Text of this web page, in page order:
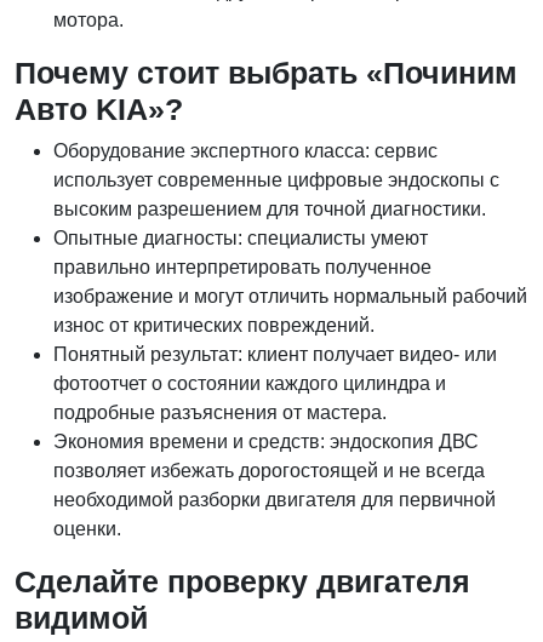
мотора.
Почему стоит выбрать «Починим
Авто KIA»?
Оборудование экспертного класса: сервис
использует современные цифровые эндоскопы с
высоким разрешением для точной диагностики.
Опытные диагносты: специалисты умеют
правильно интерпретировать полученное
изображение и могут отличить нормальный рабочий
износ от критических повреждений.
Понятный результат: клиент получает видео- или
фотоотчет о состоянии каждого цилиндра и
подробные разъяснения от мастера.
Экономия времени и средств: эндоскопия ДВС
позволяет избежать дорогостоящей и не всегда
необходимой разборки двигателя для первичной
оценки.
Сделайте проверку двигателя
видимой